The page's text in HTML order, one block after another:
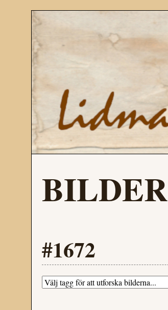
BILDER
#1672